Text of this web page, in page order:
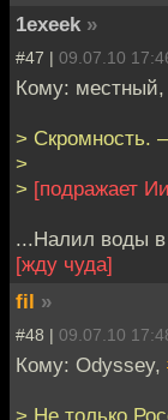
1exeek »
#47 | 09.07.10
Кому: местный,
> Скромность.
>
> [подражает
...Налил воды в
[жду чуда]
fil »
#48 | 09.07.10
Кому: Odyssey,
> Не только